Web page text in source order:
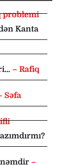
problemi
Kanta
– Rafiq
Səfa
–